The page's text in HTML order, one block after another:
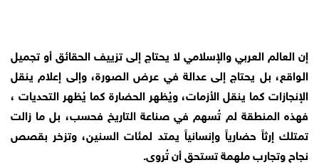
إن العالم العربي والإسلامي لا يحتاج إلى تزييف الحقائق أو تجميل
الواقع، بل يحتاج إلى عدالة في عرض الصورة، وإلى إعلام ينقل
الإنجازات كما ينقل الأزمات، ويُظهر الحضارة كما يُظهر التحديات ،
فهذه المنطقة لم تُسهم في صناعة التاريخ فحسب، بل ما زالت
تمتلك إرثاً حضارياً وإنسانياً يمتد لمئات السنين، وتزخر بقصص
نجاح وتجارب ملهمة تستحق أن تُروى.